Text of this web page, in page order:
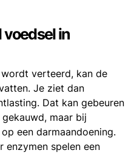
in
verteerd, kan de
Je ziet dan
Dat kan gebeuren
maar bij
een darmaandoening.
enzymen spelen een